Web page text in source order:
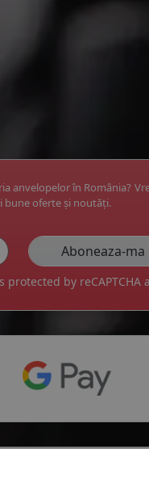
anvelopelor în România?
bune oferte și noutăți.
protected by reCAPTCHA